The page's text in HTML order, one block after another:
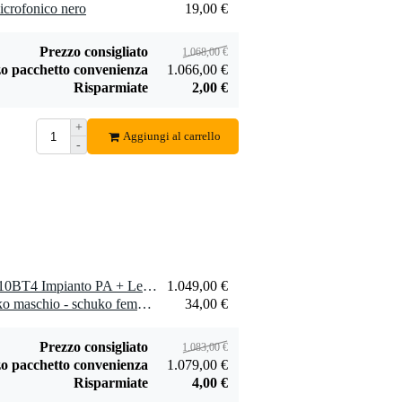
Devine DM 20
microfono
dinamico
39,00 €
Aggiungi
nero
19,00 €
Prezzo consigliato 1.068,00 €
pacchetto convenienza
1.066,00 €
Risparmiate
2,00 €
+
-
Aggiungi al carrello
1 x Omnitronic Set MOM-10BT4 Impianto PA + Lettore CD + DAD
1.049,00 €
1 x DAP 90562 cavo schuko maschio - schuko femmina 3x1,5 mm2 15 m
34,00 €
Prezzo consigliato 1.083,00 €
pacchetto convenienza
1.079,00 €
Risparmiate
4,00 €